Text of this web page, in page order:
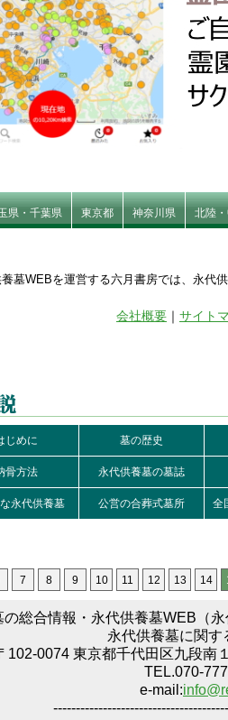
県・千葉県 東京都 神奈川県 北陸
墓WEBを運営する六月書房では、永代
会社概要 ｜ サイト
じめに 墓の歴史
骨方法 永代供養墓の墓誌
永代供養墓 公営の合葬式墓所 全
7 8 9 10 11 12 13 14
の総合情報・永代供養墓WEB（
永代供養墓に関す
102-0074 東京都千代田区九段南
TEL.070-
e-mail: